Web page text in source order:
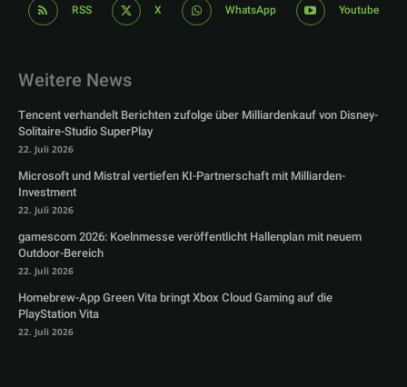
RSS X WhatsApp Youtube
Weitere News
Tencent verhandelt Berichten zufolge über Milliardenkauf von Disney-
Solitaire-Studio SuperPlay
22. Juli 2026
Microsoft und Mistral vertiefen KI-Partnerschaft mit Milliarden-
Investment
22. Juli 2026
gamescom 2026: Koelnmesse veröffentlicht Hallenplan mit neuem
Outdoor-Bereich
22. Juli 2026
Homebrew-App Green Vita bringt Xbox Cloud Gaming auf die
PlayStation Vita
22. Juli 2026